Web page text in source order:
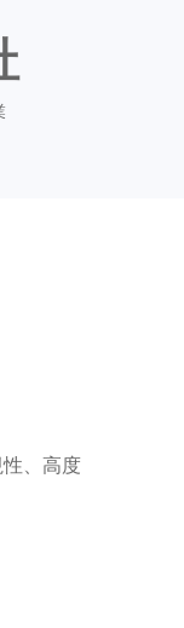
、高度